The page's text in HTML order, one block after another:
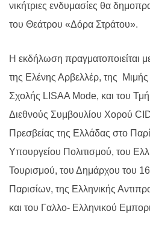
νικήτριες ενδυμασίες θα
του Θεάτρου «Δόρα Στράτου».
Η εκδήλωση πραγματοποιείται
της Ελένης Αρβελλέρ, της Μιμής
Σχολής LISAA Mode, και του
Διεθνούς Συμβουλίου Χορού CID
Πρεσβείας της Ελλάδας στο
Υπουργείου Πολιτισμού, του
Τουρισμού, του Δημάρχου του
Παρισίων, της Ελληνικής
και του Γαλλο- Ελληνικού